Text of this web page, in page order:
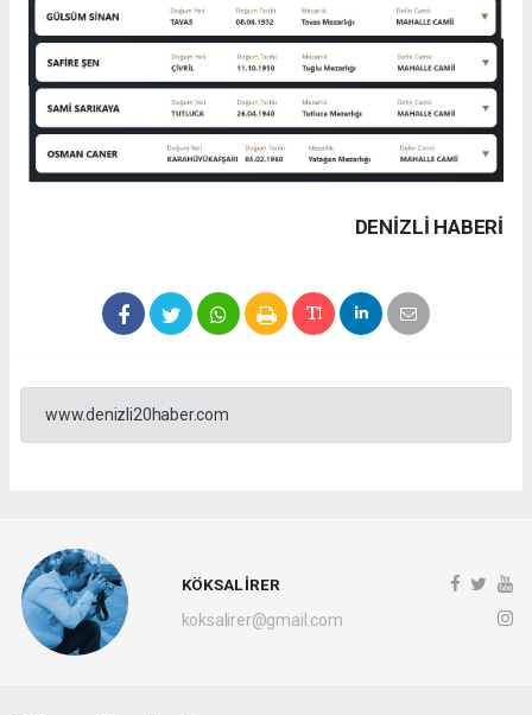
DENIZLI HABERİ
www.denizli20haber.com
KÖKSAL İRER
koksalirer@gmail.com